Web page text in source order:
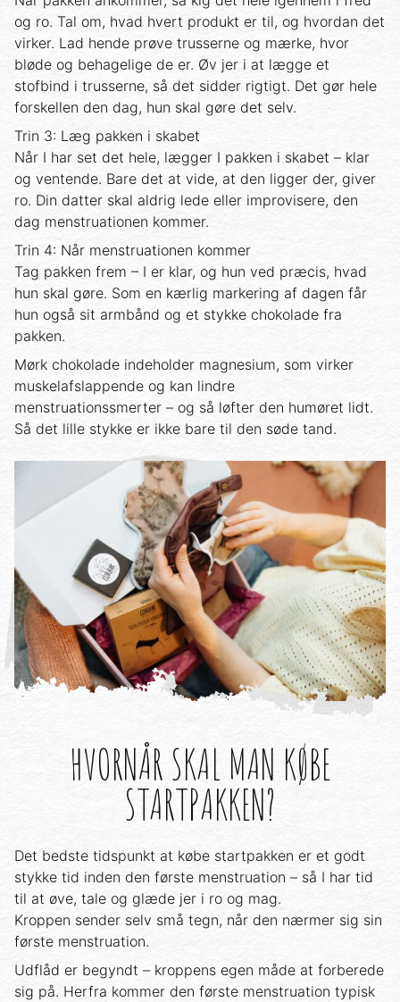
og ro. Tal om, hvad hvert produkt er til, og hvordan det
virker. Lad hende prøve trusserne og mærke, hvor
bløde og behagelige de er. Øv jer i at lægge et
stofbind i trusserne, så det sidder rigtigt. Det gør hele
forskellen den dag, hun skal gøre det selv.
Trin 3: Læg pakken i skabet
Når I har set det hele, lægger I pakken i skabet – klar
og ventende. Bare det at vide, at den ligger der, giver
ro. Din datter skal aldrig lede eller improvisere, den
dag menstruationen kommer.
Trin 4: Når menstruationen kommer
Tag pakken frem – I er klar, og hun ved præcis, hvad
hun skal gøre. Som en kærlig markering af dagen får
hun også sit armbånd og et stykke chokolade fra
pakken.
Mørk chokolade indeholder magnesium, som virker
muskelafslappende og kan lindre
menstruationssmerter – og så løfter den humøret lidt.
Så det lille stykke er ikke bare til den søde tand.
HVORNÅR SKAL MAN KØBE
STARTPAKKEN?
Det bedste tidspunkt at købe startpakken er et godt
stykke tid inden den første menstruation – så I har tid
til at øve, tale og glæde jer i ro og mag.
Kroppen sender selv små tegn, når den nærmer sig sin
første menstruation.
Udflåd er begyndt – kroppens egen måde at forberede
sig på. Herfra kommer den første menstruation typisk